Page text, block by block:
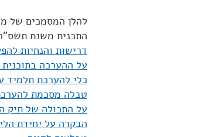
להלן המסמכים של
התכנית משנת
דרישות והנחיות
על ההערכה
כלי להערכת תלמיד
טבלה מסכמת
על התכולה של תיק
הבקרה על יחידת